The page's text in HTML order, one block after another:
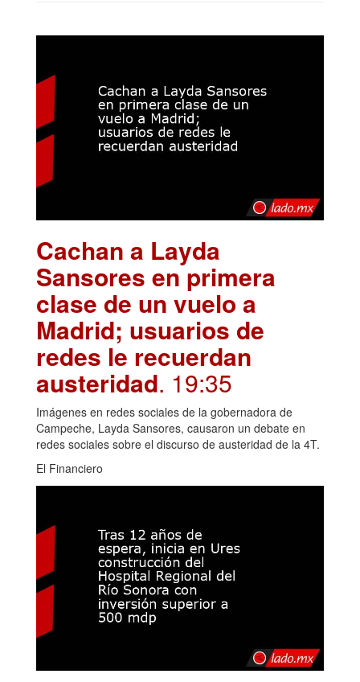
Cachan a Layda
Sansores en primera
clase de un vuelo a
Madrid; usuarios de
redes le recuerdan
austeridad. 19:35
Imágenes en redes sociales de la gobernadora de
Campeche, Layda Sansores, causaron un debate en
redes sociales sobre el discurso de austeridad de la 4T.
El Financiero